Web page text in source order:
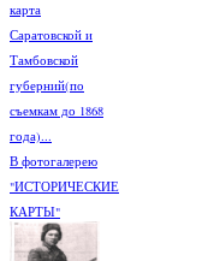
карта
Саратовской и
Тамбовской
губерний(по
съемкам до 1868
года)...
В фотогалерею
"ИСТОРИЧЕСКИЕ
КАРТЫ"